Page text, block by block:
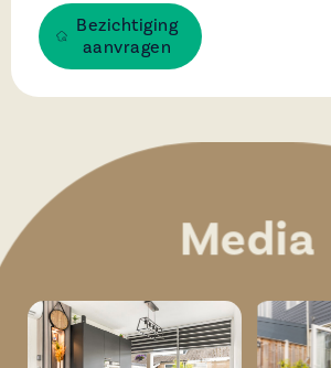
Bezichtiging
aanvragen
Media